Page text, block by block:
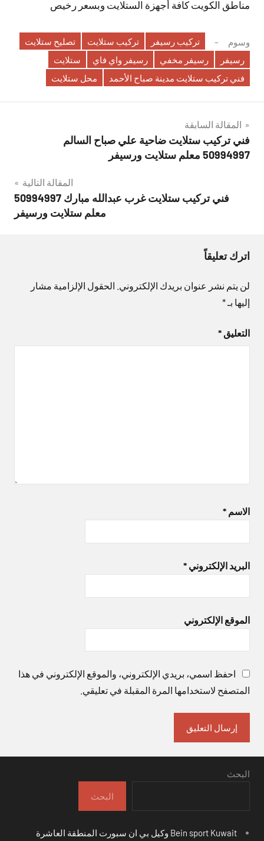
مناطق الكويت كافة أجهزة الستلايت وبسعر رخيص
وسوم تركيب رسيفر تركيب ستلايت
تصليح ستلايت
رسيفر
رسيفر مخفي رسيفر واي فاي
ستلايت
فني تركيب ستلايت مدينة صباح الأحمد
محل ستلايت
تصفّح
المقالات
المقالة السابقة
فني تركيب ستلايت ضاحية علي صباح السالم
50994997 معلم ستلايت ورسيفر
المقالة التالية
فني تركيب ستلايت غرب عبدالله مبارك 50994997
معلم ستلايت ورسيفر
اترك تعليقاً
لن يتم نشر عنوان بريدك الإلكتروني. الحقول الإلزامية مشار
إليها بـ*
التعليق *
الاسم *
البريد الإلكتروني *
الموقع الإلكتروني
احفظ اسمي، بريدي الإلكتروني، والموقع الإلكتروني في هذا
المتصفح لاستخدامها المرة المقبلة في تعليقي.
البحث
البحث